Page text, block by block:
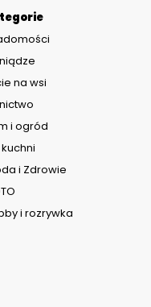
na wsi
i ogród
i Zdrowie
i rozrywka